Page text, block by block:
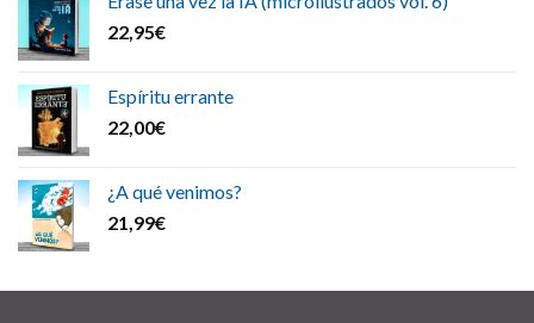
22,95€
Espíritu errante
22,00€
¿A qué venimos?
21,99€